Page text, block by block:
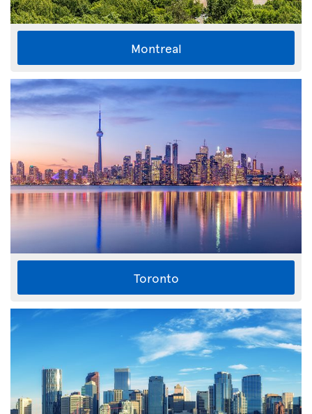
Montreal
Toronto